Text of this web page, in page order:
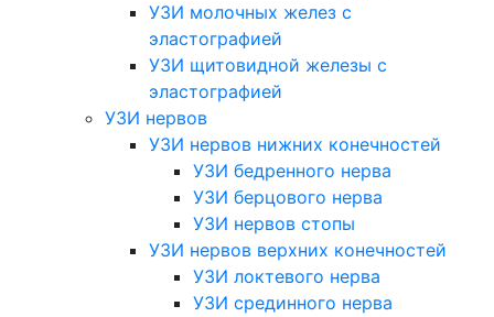
УЗИ молочных желез с
эластографией
УЗИ щитовидной железы с
эластографией
УЗИ нервов
УЗИ нервов нижних конечностей
УЗИ бедренного нерва
УЗИ берцового нерва
УЗИ нервов стопы
УЗИ нервов верхних конечностей
УЗИ локтевого нерва
УЗИ срединного нерва